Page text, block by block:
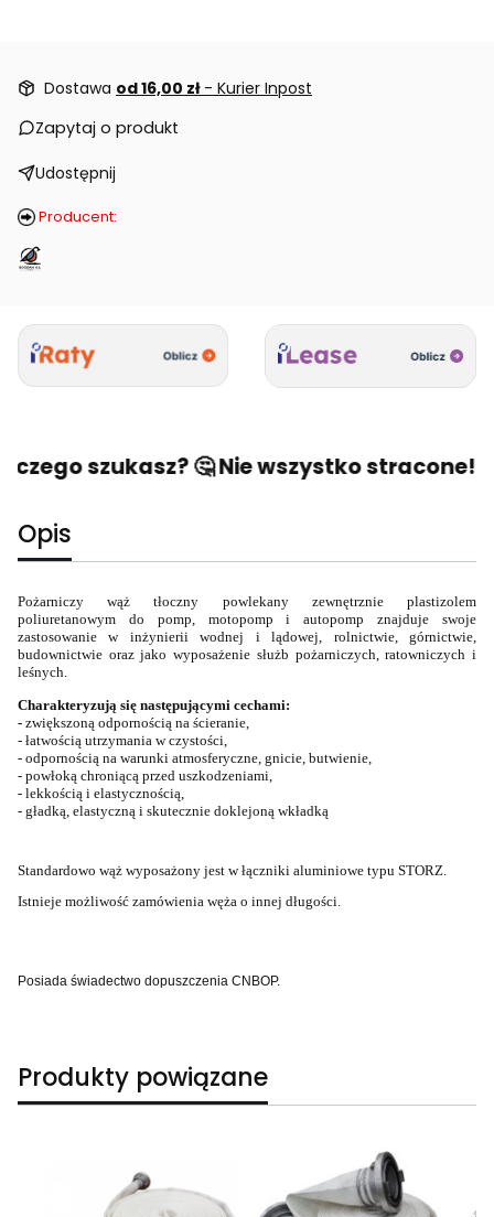
Dostawa od 16,00 zł - Kurier Inpost
Zapytaj o produkt
Udostępnij
Producent:
szukasz? 🤔 Nie wszystko stracone!
Opis
Pożarniczy wąż tłoczny powlekany zewnętrznie plastizolem
poliuretanowym do pomp, motopomp i autopomp znajduje swoje
zastosowanie w inżynierii wodnej i lądowej, rolnictwie, górnictwie,
budownictwie oraz jako wyposażenie służb pożarniczych, ratowniczych i
leśnych.
Charakteryzują się następującymi cechami:
- zwiększoną odpornością na ścieranie,
- łatwością utrzymania w czystości,
- odpornością na warunki atmosferyczne, gnicie, butwienie,
- powłoką chroniącą przed uszkodzeniami,
- lekkością i elastycznością,
- gładką, elastyczną i skutecznie doklejoną wkładką
Standardowo wąż wyposażony jest w łączniki aluminiowe typu STORZ.
Istnieje możliwość zamówienia węża o innej długości.
Posiada świadectwo dopuszczenia CNBOP.
Produkty powiązane